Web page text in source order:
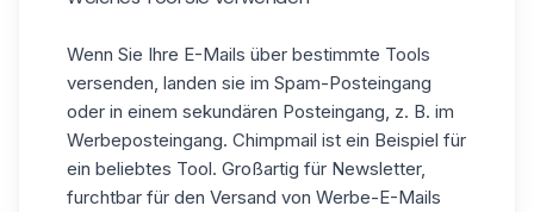
Wenn Sie Ihre E-Mails über bestimmte Tools
versenden, landen sie im Spam-Posteingang
oder in einem sekundären Posteingang, z. B. im
Werbeposteingang. Chimpmail ist ein Beispiel für
ein beliebtes Tool. Großartig für Newsletter,
furchtbar für den Versand von Werbe-E-Mails